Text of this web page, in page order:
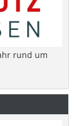
rund um